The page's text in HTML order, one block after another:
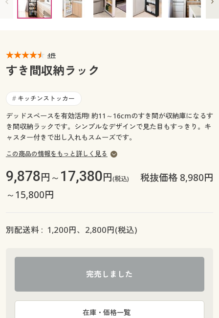
カタログ無料プレゼント
マイページ
閲覧履歴
お気に入り
サポート
よくある質問とお問い合わせ
会員メニュー
閲覧履歴
サポート
ご利用ガイド
よくある質問とお問い合わせ
4件
すき間収納ラック
# キッチンストッカー
デッドスペースを有効活用! 約11～16cmのすき間が収納庫になるす
き間収納ラックです。シンプルなデザインで見た目もすっきり。キ
ャスター付きで出し入れもスムーズです。
この商品の情報をもっと詳しく見る
9,878円～ 17,380円(税込)
税抜価格 8,980円
～15,800円
別配送料 : 1,200円、 2,800円(税込)
完売しました
在庫・価格一覧